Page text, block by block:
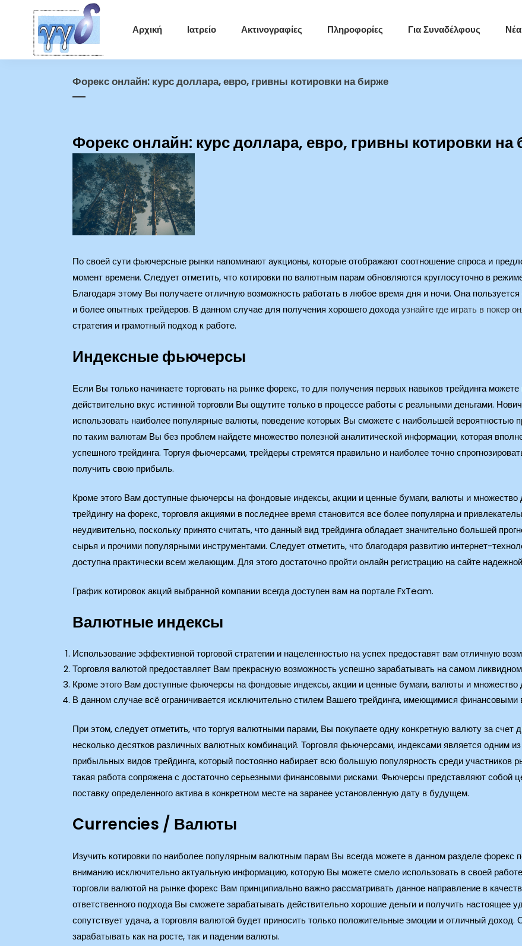
Αρχική Ιατρείο Ακτινογραφίες Πληροφορίες Για Συναδέλφους Νέα
Форекс онлайн: курс доллара, евро, гривны котировки на бирже
Форекс онлайн: курс доллара, евро, гривны котировки на
По своей сути фьючерсные рынки напоминают аукционы, которые отображают соотношение спроса и
момент времени. Следует отметить, что котировки по валютным парам обновляются круглосуточно в
Благодаря этому Вы получаете отличную возможность работать в любое время дня и ночи. Она пользуется
и более опытных трейдеров. В данном случае для получения хорошего доходаузнайте где играть в покер
стратегия и грамотный подход к работе.
Индексные фьючерсы
Если Вы только начинаете торговать на рынке форекс, то для получения первых навыков трейдинга
действительно вкус истинной торговли Вы ощутите только в процессе работы с реальными деньгами.
использовать наиболее популярные валюты, поведение которых Вы сможете с наибольшей вероятностью
по таким валютам Вы без проблем найдете множество полезной аналитической информации, которая
успешного трейдинга. Торгуя фьючерсами, трейдеры стремятся правильно и наиболее точно
получить свою прибыль.
Кроме этого Вам доступные фьючерсы на фондовые индексы, акции и ценные бумаги, валюты и множество
трейдингу на форекс, торговля акциями в последнее время становится все более популярна и
неудивительно, поскольку принято считать, что данный вид трейдинга обладает значительно большей
сырья и прочими популярными инструментами. Следует отметить, что благодаря развитию интернет-
доступна практически всем желающим. Для этого достаточно пройти онлайн регистрацию на сайте
График котировок акций выбранной компании всегда доступен вам на портале FxTeam.
Валютные индексы
Использование эффективной торговой стратегии и нацеленностью на успех предоставят вам отличную
Торговля валютой предоставляет Вам прекрасную возможность успешно зарабатывать на самом
Кроме этого Вам доступные фьючерсы на фондовые индексы, акции и ценные бумаги, валюты и множество
В данном случае всё ограничивается исключительно стилем Вашего трейдинга, имеющимися финансовыми
При этом, следует отметить, что торгуя валютными парами, Вы покупаете одну конкретную валюту за счет
несколько десятков различных валютных комбинаций. Торговля фьючерсами, индексами является одним
прибыльных видов трейдинга, который постоянно набирает всю большую популярность среди участников
такая работа сопряжена с достаточно серьезными финансовыми рисками. Фьючерсы представляют собой
поставку определенного актива в конкретном месте на заранее установленную дату в будущем.
Currencies / Валюты
Изучить котировки по наиболее популярным валютным парам Вы всегда можете в данном разделе
вниманию исключительно актуальную информацию, которую Вы можете смело использовать в своей
торговли валютой на рынке форекс Вам принципиально важно рассматривать данное направление в
ответственного подхода Вы сможете зарабатывать действительно хорошие деньги и получить настоящее
сопутствует удача, а торговля валютой будет приносить только положительные эмоции и отличный
зарабатывать как на росте, так и падении валюты.